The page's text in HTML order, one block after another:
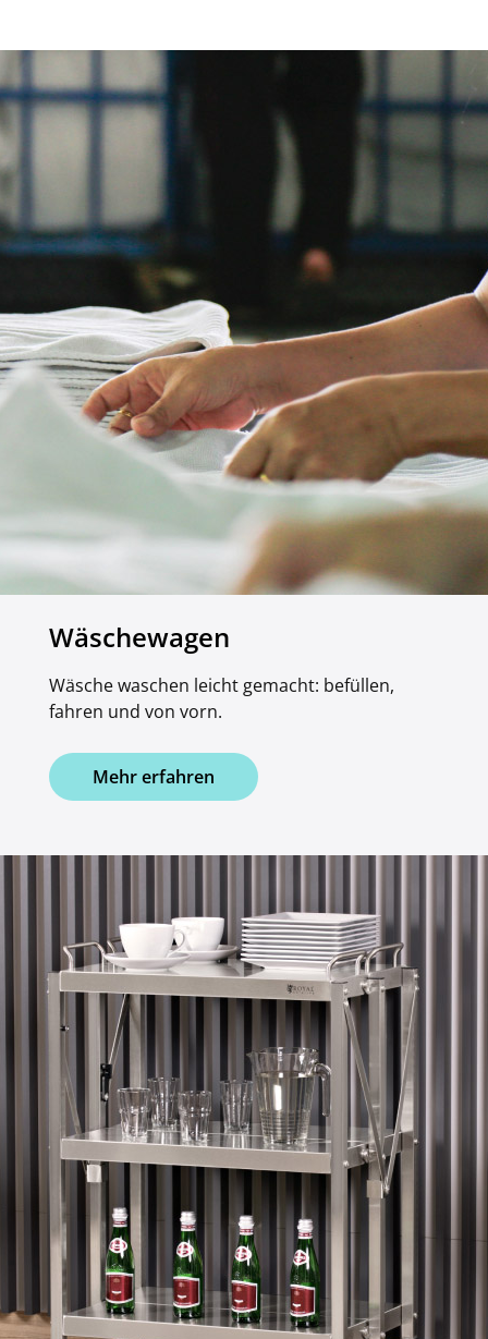
Wäschewagen
Wäsche waschen leicht gemacht: befüllen,
fahren und von vorn.
Mehr erfahren